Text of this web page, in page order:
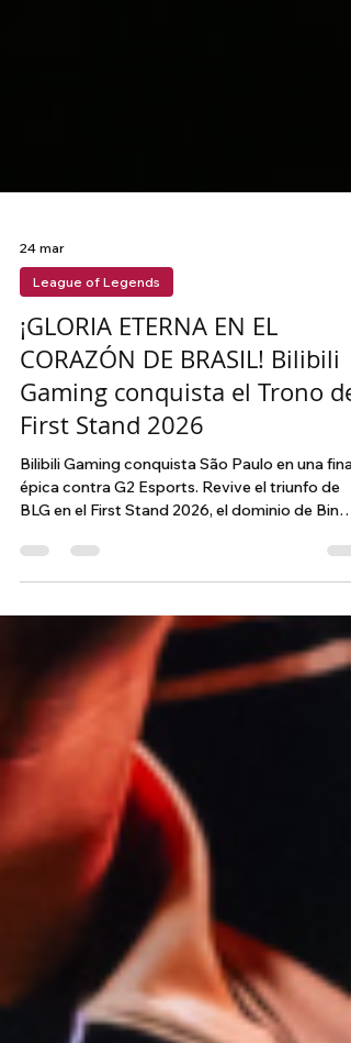
24 mar
League of Legends
¡GLORIA ETERNA EN EL
CORAZÓN DE BRASIL! Bilibili
Gaming conquista el Trono del
First Stand 2026
Bilibili Gaming conquista São Paulo en una final
BLG en el First Stand 2026, el dominio de Bin
como MVP y el impacto del Hard Fearless